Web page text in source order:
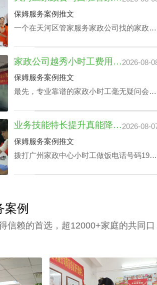
心保洁24小时价格表也会增加。
保姆服务案例推文
一个在天河区管家服务家政公司找的家政管
扫卧室、洗衣、洗碗、熨衣等日常事务，还
可以照护老人及带孩子放学，让工作热情高
的人更专心致力工作，那天河区家政公司白
家政公司越秀小时工费用：业务专业技能真的影响吗？2026-08-
保姆服务案例推文
最先，专业靠谱的家政小时工毫无疑问会比
如家里老人家照护技能、小孩子看护、监督
孩子学习等，个体能量越高，家政公司越秀
小时工费用自然越高。
业务技能特长提升真能降广州家政中心护理孩子收费？2026-08-
保姆服务案例推文
拨打广州家政中心小时工做饭电话号码199-
案例
信赖的首选，超12000+家庭的共同口